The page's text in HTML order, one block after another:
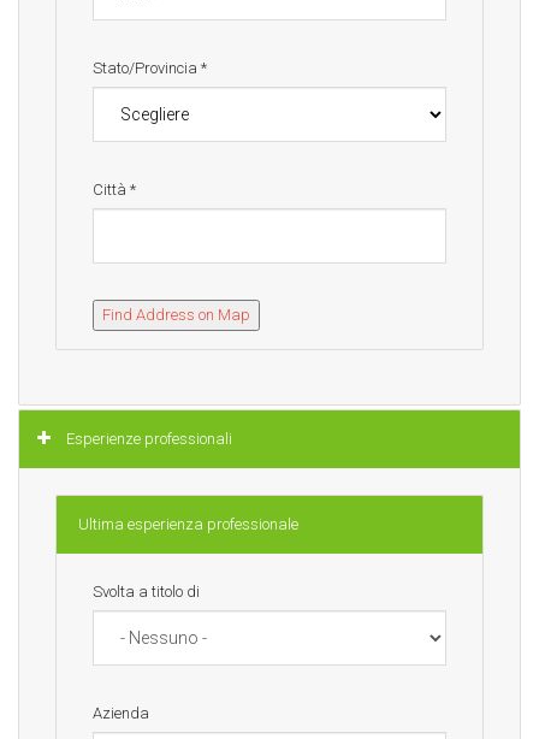
Stato/Provincia *
Città *
Find Address on Map
Nascondi
Esperienze professionali
Ultima esperienza professionale
Svolta a titolo di
Azienda